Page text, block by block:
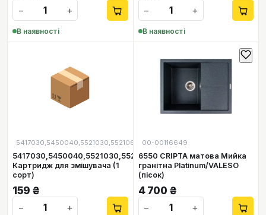
−
+
В наявності
−
+
В наявності
📦
5417030,5450040,5521030,5521060
5417030,5450040,5521030,5521060
Картридж для змішувача (1
сорт)
159 ₴
−
+
00-00116649
6550 CRIPTA матова Мийка
гранітна Platinum/VALESO
(пісок)
4 700 ₴
−
+